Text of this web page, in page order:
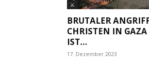
⚔
BRUTALER
CHRISTEN IN GAZA
IST...
17. Dezember 2023